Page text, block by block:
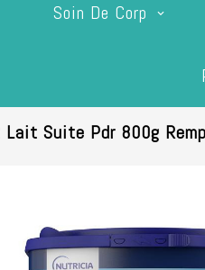
Soin De Corp
Suite Pdr 800g